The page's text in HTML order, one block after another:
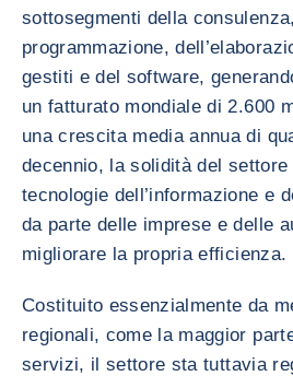
sottosegmenti della
programmazione,
gestiti e del software,
un fatturato mondiale di 2.600
una crescita media annua di
decennio, la solidità del settore
tecnologie dell’informazione e
da parte delle imprese e delle
migliorare la propria efficienza.
Costituito essenzialmente da
regionali, come la maggior
servizi, il settore sta tuttavia